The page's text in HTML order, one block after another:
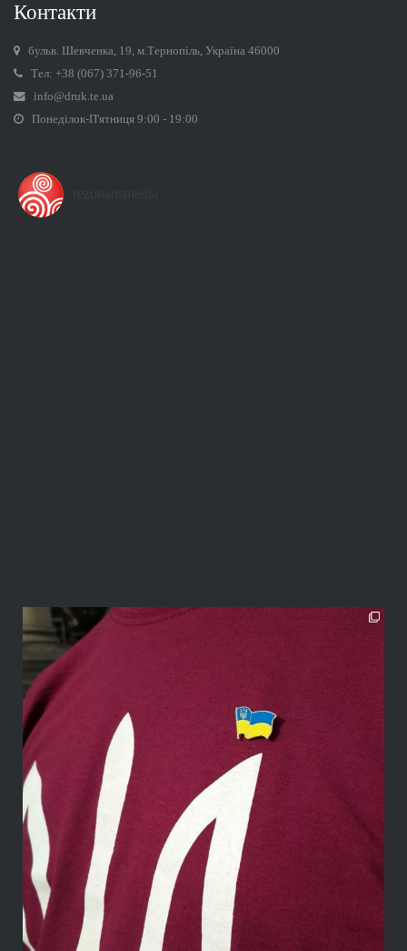
Контакти
бульв. Шевченка, 19, м.Тернопіль, Україна 46000
Тел: +38 (067) 371-96-51
info@druk.te.ua
Понеділок-П'ятниця 9:00 - 19:00